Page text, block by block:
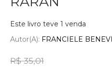
Este livro teve 1 venda
Autor(a): FRANCIELE
R$ 35,01